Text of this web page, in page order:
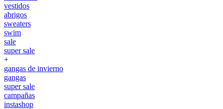
vestidos
abrigos
sweaters
swim
sale
super sale
+
gangas de invierno
gangas
super sale
campañas
instashop